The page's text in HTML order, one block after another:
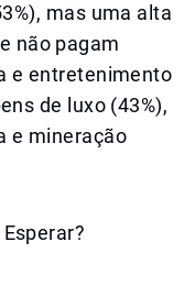
mas uma alta
não pagam
e entretenimento
de luxo (43%),
e mineração